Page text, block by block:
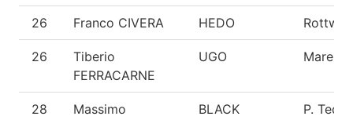
26 Franco CIVERA HEDO
26
Tiberio
FERRACARNE
UGO
28
Massimo
BLACK P.